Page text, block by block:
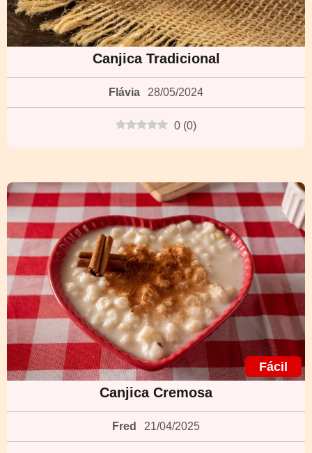
Canjica Tradicional
Flávia 28/05/2024
0 (0)
Fácil
Canjica Cremosa
Fred 21/04/2025